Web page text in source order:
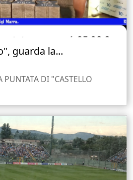
guarda la...
PUNTATA DI "CASTELLO